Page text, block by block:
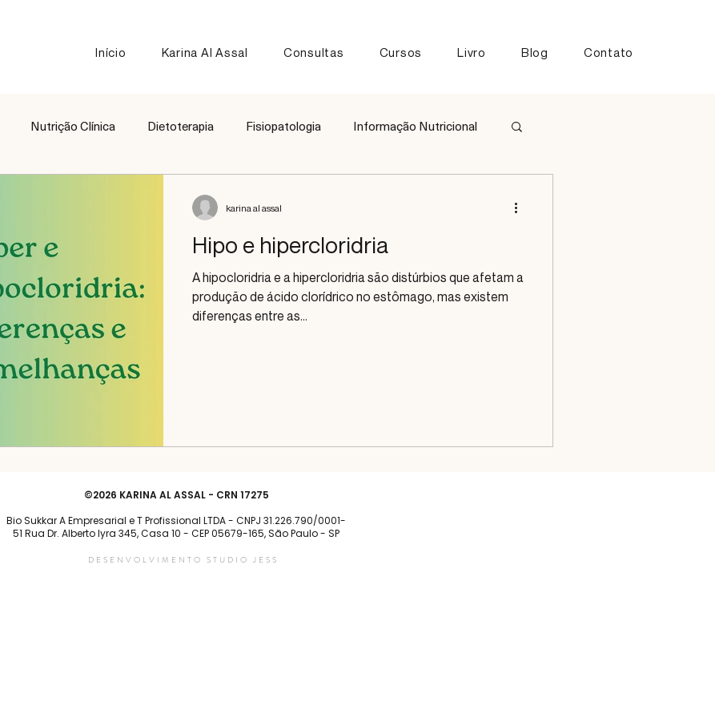
Início Karina Al Assal Consultas Cursos Livro Blog Contato
Nutrição Clínica Dietoterapia Fisiopatologia Informação Nutricional
Hipo e hipercloridria
A hipocloridria e a hipercloridria são distúrbios que afetam a
produção de ácido clorídrico no estômago, mas existem
diferenças entre as...
karina al assal
©2026 KARINA AL ASSAL - CRN 17275
Bio Sukkar A Empresarial e T Profissional LTDA - CNPJ 31.226.790/0001-
51 Rua Dr. Alberto lyra 345, Casa 10 - CEP 05679-165, São Paulo - SP
DESENVOLVIMENTO STUDIO JESS